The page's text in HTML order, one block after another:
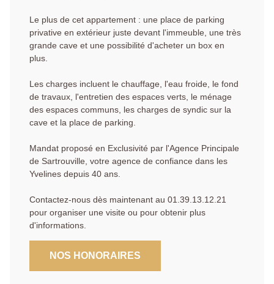
Le plus de cet appartement : une place de parking
privative en extérieur juste devant l'immeuble, une très
grande cave et une possibilité d'acheter un box en
plus.
Les charges incluent le chauffage, l'eau froide, le fond
de travaux, l'entretien des espaces verts, le ménage
des espaces communs, les charges de syndic sur la
cave et la place de parking.
Mandat proposé en Exclusivité par l'Agence Principale
de Sartrouville, votre agence de confiance dans les
Yvelines depuis 40 ans.
Contactez-nous dès maintenant au 01.39.13.12.21
pour organiser une visite ou pour obtenir plus
d'informations.
NOS HONORAIRES